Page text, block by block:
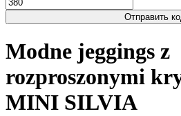
Отправить
Modne jeggings z
rozproszonymi
MINI SILVIA